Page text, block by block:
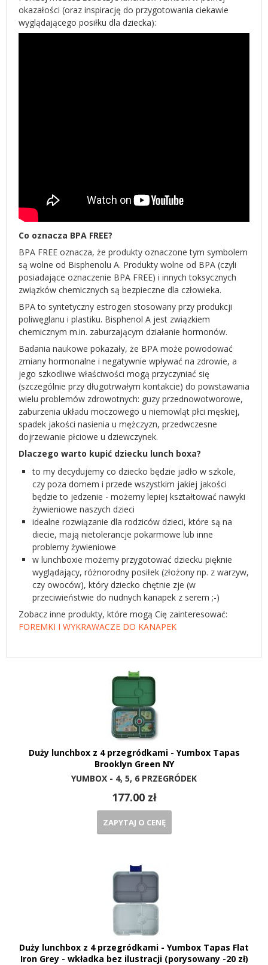
okazałości (oraz inspirację do przygotowania ciekawie
wyglądającego posiłku dla dziecka):
Co oznacza BPA FREE?
BPA FREE oznacza, że produkty oznaczone tym symbolem
są wolne od Bisphenolu A. Produkty wolne od BPA (czyli
posiadające oznaczenie BPA FREE) i innych toksycznych
związków chemicznych są bezpieczne dla człowieka.
BPA to syntetyczny estrogen stosowany przy produkcji
poliwęglanu i plastiku. Bisphenol A jest związkiem
chemicznym m.in. zaburzającym działanie hormonów.
Badania naukowe pokazały, że BPA może powodować
zmiany hormonalne i negatywnie wpływać na zdrowie, a
jego szkodliwe właściwości mogą przyczyniać się
(szczególnie przy długotrwałym kontakcie) do powstawania
wielu problemów zdrowotnych: guzy przednowotworowe,
zaburzenia układu moczowego u niemowląt płci męskiej,
spadek jakości nasienia u mężczyzn, przedwczesne
dojrzewanie płciowe u dziewczynek.
Dlaczego warto kupić dziecku lunch boxa?
to my decydujemy co dziecko będzie jadło w szkole,
czy poza domem i przede wszystkim jakiej jakości
będzie to jedzenie - możemy lepiej kształtować nawyki
żywieniowe naszych dzieci
idealne rozwiązanie dla rodziców dzieci, które są na
diecie, mają nietolerancje pokarmowe lub inne
problemy żywieniowe
w lunchboxie możemy przygotować dziecku pięknie
wyglądający, różnorodny posiłek (złożony np. z warzyw,
czy owoców), który dziecko chętnie zje (w
przeciwieństwie do nudnych kanapek z serem ;-)
Zobacz inne produkty, które mogą Cię zainteresować:
FOREMKI I WYKRAWACZE DO KANAPEK
Duży lunchbox z 4 przegródkami - Yumbox Tapas
Brooklyn Green NY
YUMBOX - 4, 5, 6 PRZEGRÓDEK
177.00 zł
ZAPYTAJ O CENĘ
Duży lunchbox z 4 przegródkami - Yumbox Tapas Flat
Iron Grey - wkładka bez ilustracji (porysowany -20 zł)